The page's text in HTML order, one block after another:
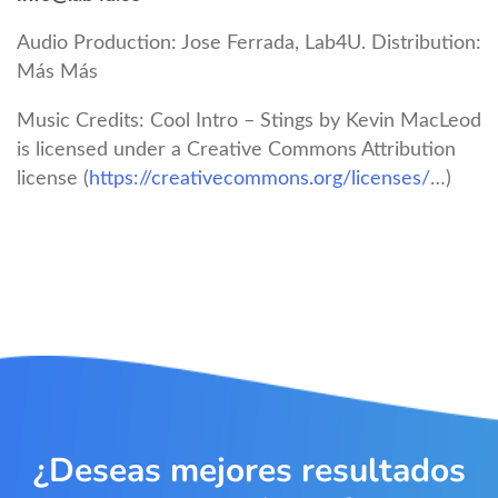
Audio Production: Jose Ferrada, Lab4U. Distribution:
Más Más
Music Credits: Cool Intro – Stings by Kevin MacLeod
is licensed under a Creative Commons Attribution
license ( https://creativecommons.org/licenses/…)
¿Deseas mejores resultados